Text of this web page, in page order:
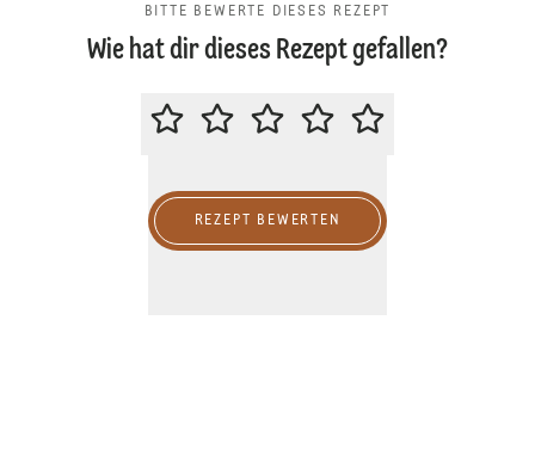
BITTE BEWERTE DIESES REZEPT
Wie hat dir dieses Rezept gefallen?
BITTE BEWERTE DIESES REZEPT
REZEPT BEWERTEN